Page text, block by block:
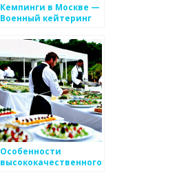
Кемпинги в Москве —
Военный кейтеринг
Особенности
высококачественного